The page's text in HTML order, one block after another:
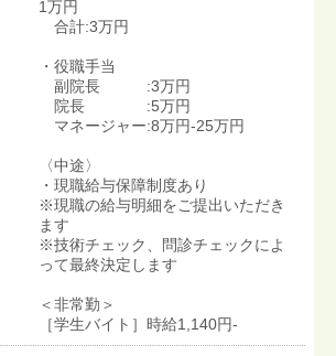
1万円
合計:3万円
・役職手当
副院長 :3万円
院長 :5万円
マネージャー:8万円-25万円
〈中途〉
・現職給与保障制度あり
※現職の給与明細をご提出いただき
ます
※技術チェック、問診チェックによ
って最終決定します
＜非常勤＞
［学生バイト］時給1,140円-